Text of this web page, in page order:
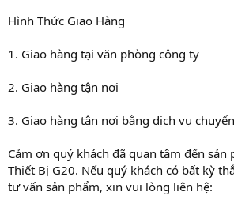
Hình Thức Giao Hàng
1. Giao hàng tại văn phòng công ty
2. Giao hàng tận nơi
3. Giao hàng tận nơi bằng dịch vụ
Cảm ơn quý khách đã quan tâm đến sản
Thiết Bị G20. Nếu quý khách có bất kỳ
tư vấn sản phẩm, xin vui lòng liên hệ: